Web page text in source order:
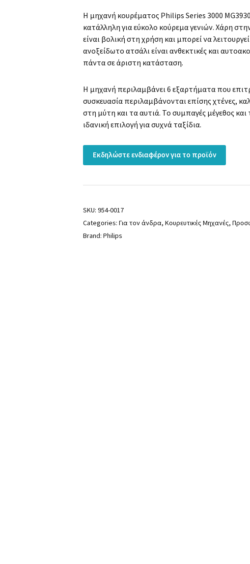
Η μηχανή κουρέματος Philips Series 3000
κατάλληλη για εύκολο κούρεμα γενιών. Χάρη
είναι βολική στη χρήση και μπορεί να
ανοξείδωτο ατσάλι είναι ανθεκτικές και
πάντα σε άριστη κατάσταση.
Η μηχανή περιλαμβάνει 6 εξαρτήματα που
συσκευασία περιλαμβάνονται επίσης χτένες,
στη μύτη και τα αυτιά. Το συμπαγές μέγεθος
ιδανική επιλογή για συχνά ταξίδια.
Εκδηλώστε ενδιαφέρον για το προϊόν
SKU: 954-0017
Categories: Για τον άνδρα, Κουρευτικές Μηχανές,
Brand: Philips